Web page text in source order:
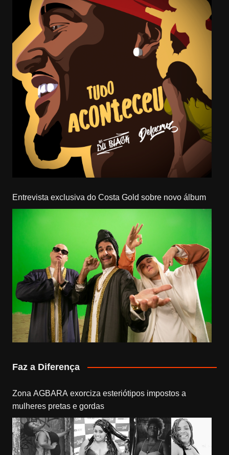
Entrevista exclusiva do Costa Gold sobre novo álbum
Faz a Diferença
Zona AGBARA exorciza esteriótipos impostos a
mulheres pretas e gordas